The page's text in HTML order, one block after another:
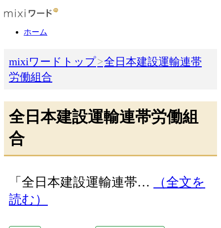
ホーム
mixiワードトップ
全日本建設運輸連帯
労働組合
全日本建設運輸連帯労働組
合
「全日本建設運輸連帯…
（全文を
読む）